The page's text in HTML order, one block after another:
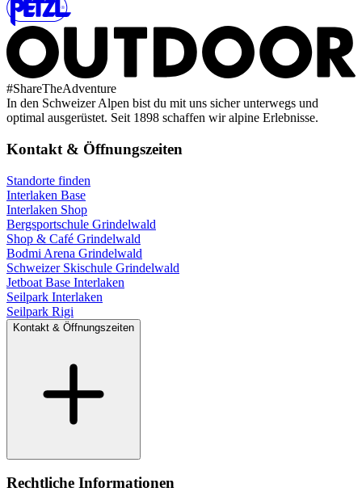
#ShareTheAdventure
In den Schweizer Alpen bist du mit uns sicher unterwegs und
optimal ausgerüstet. Seit 1898 schaffen wir alpine Erlebnisse.
Kontakt & Öffnungszeiten
Standorte finden
Interlaken Base
Interlaken Shop
Bergsportschule Grindelwald
Shop & Café Grindelwald
Bodmi Arena Grindelwald
Schweizer Skischule Grindelwald
Jetboat Base Interlaken
Seilpark Interlaken
Seilpark Rigi
Kontakt & Öffnungszeiten
Rechtliche Informationen